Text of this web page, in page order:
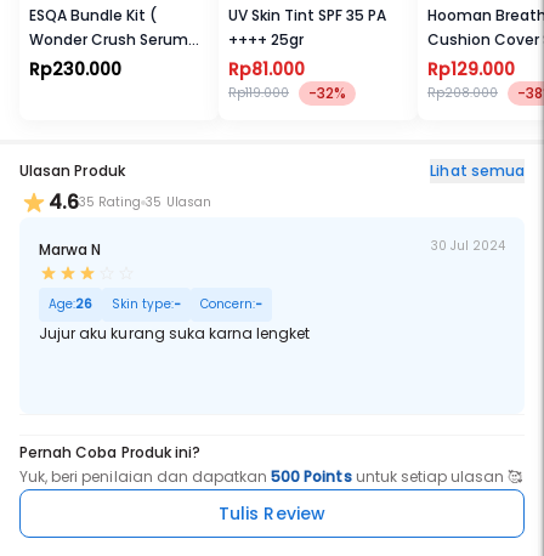
ESQA Bundle Kit (
Wonder Crush Serum
Liquid Blush + Slick Drip
Rp230.000
UV Skin Tint SPF 35 PA
++++ 25gr
Rp81.000
Rp119.000 -32%
Hooman
Cushion Cover
PA++++
Rp129.000
Rp208.000 -
Ulasan Produk Lihat semua
4.635 Rating 35 Ulasan
Marwa N 30 Jul 2024
Age:26 Skin type:- Concern:-
Jujur aku kurang suka karna lengket
Pernah Coba Produk ini?
Yuk, beri penilaian dan dapatkan500 Pointsuntuk setiap ulasan 🥰
Tulis Review